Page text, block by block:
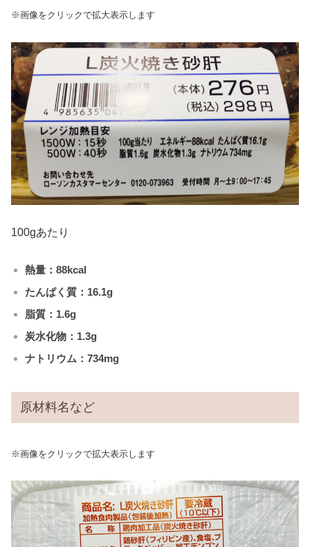
※画像をクリックで拡大表示します
100gあたり
熱量：88kcal
たんぱく質：16.1g
脂質：1.6g
炭水化物：1.3g
ナトリウム：734mg
原材料名など
※画像をクリックで拡大表示します